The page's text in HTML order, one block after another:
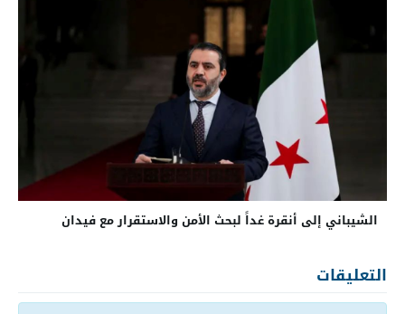
الشيباني إلى أنقرة غداً لبحث الأمن والاستقرار مع فيدان
التعليقات